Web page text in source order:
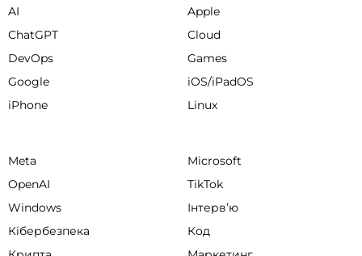
AI
Apple
ChatGPT
Cloud
DevOps
Games
Google
iOS/iPadOS
iPhone
Linux
Meta
Microsoft
OpenAI
TikTok
Windows
Інтервʼю
Кібербезпека
Код